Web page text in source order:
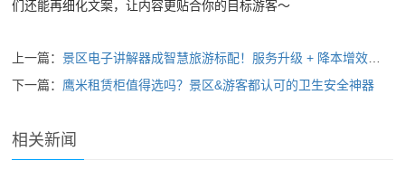
们还能再细化文案，让内容更贴合你的目标游客～
上一篇：景区电子讲解器成智慧旅游标配！服务升级 + 降本增效全拿捏
下一篇： 鹰米租赁柜值得选吗？景区&游客都认可的卫生安全神器
相关新闻